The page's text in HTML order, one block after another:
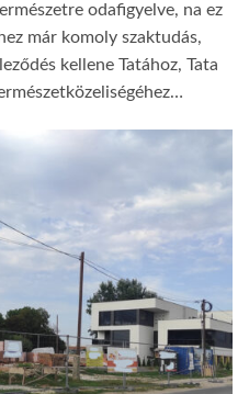
odafigyelve, na ez
már komoly szaktudás,
kellene Tatához, Tata